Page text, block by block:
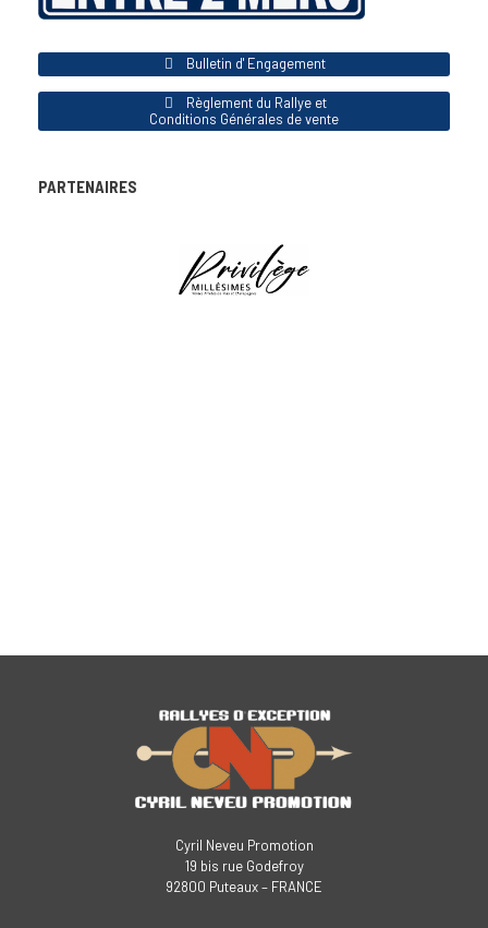
Bulletin d' Engagement
Règlement du Rallye et
Conditions Générales de vente
PARTENAIRES
Cyril Neveu Promotion
19 bis rue Godefroy
92800 Puteaux – FRANCE